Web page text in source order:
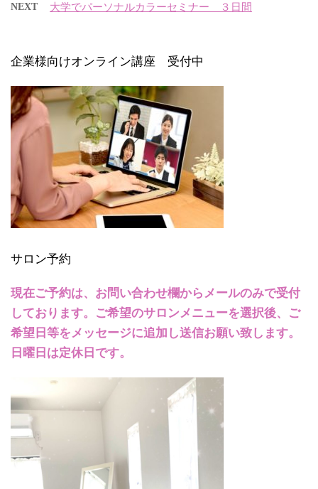
NEXT 大学でパーソナルカラーセミナー ３日間
企業様向けオンライン講座 受付中
サロン予約
現在ご予約は、お問い合わせ欄からメールのみで受付
しております。ご希望のサロンメニューを選択後、ご
希望日等をメッセージに追加し送信お願い致します。
日曜日は定休日です。